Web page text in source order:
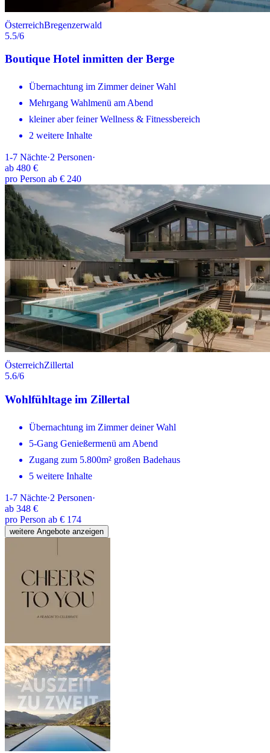
ÖsterreichBregenzerwald
5.5/6
Boutique Hotel inmitten der Berge
Übernachtung im Zimmer deiner Wahl
Mehrgang Wahlmenü am Abend
kleiner aber feiner Wellness & Fitnessbereich
2 weitere Inhalte
1-7 Nächte·2 Personen·
ab 480 €
pro Person ab € 240
ÖsterreichZillertal
5.6/6
Wohlfühltage im Zillertal
Übernachtung im Zimmer deiner Wahl
5-Gang Genießermenü am Abend
Zugang zum 5.800m² großen Badehaus
5 weitere Inhalte
1-7 Nächte·2 Personen·
ab 348 €
pro Person ab € 174
weitere Angebote anzeigen